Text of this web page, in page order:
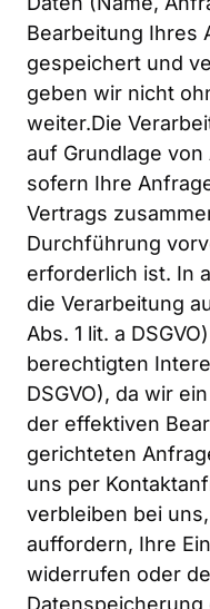
Bearbeitung Ihres
gespeichert und
geben wir nicht
weiter.Die
auf Grundlage von
sofern Ihre
Vertrags
Durchführung
erforderlich ist. In
die Verarbeitung
Abs. 1 lit. a
berechtigten
DSGVO), da wir
der effektiven
gerichteten
uns per
verbleiben bei
auffordern, Ihre
widerrufen oder